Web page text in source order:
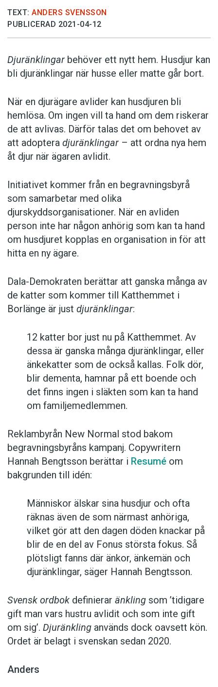
TEXT: ANDERS SVENSSON
PUBLICERAD 2021-04-12
Djuränklingar behöver ett nytt hem. Husdjur kan
bli djuränklingar när husse eller matte går bort.
När en djurägare avlider kan husdjuren bli
hemlösa. Om ingen vill ta hand om dem riskerar
de att avlivas. Därför talas det om behovet av
att adoptera djuränklingar – att ordna nya hem
åt djur när ägaren avlidit.
Initiativet kommer från en begravningsbyrå
som samarbetar med olika
djurskyddsorganisationer. När en avliden
person inte har någon anhörig som kan ta hand
om husdjuret kopplas en organisation in för att
hitta en ny ägare.
Dala-Demokraten berättar att ganska många av
de katter som kommer till Katthemmet i
Borlänge är just djuränklingar:
12 katter bor just nu på Katthemmet. Av
dessa är ganska många djuränklingar, eller
änkekatter som de också kallas. Folk dör,
blir dementa, hamnar på ett boende och
det finns ingen i släkten som kan ta hand
om familjemedlemmen.
Reklambyrån New Normal stod bakom
begravningsbyråns kampanj. Copywritern
Hannah Bengtsson berättar i Resumé om
bakgrunden till idén:
Människor älskar sina husdjur och ofta
räknas även de som närmast anhöriga,
vilket gör att den dagen döden knackar på
blir de en del av Fonus största fokus. Så
plötsligt fanns där änkor, änkemän och
djuränklingar, säger Hannah Bengtsson.
Svensk ordbok definierar änkling som ’tidigare
gift man vars hustru av­lidit och som inte gift
om sig’. Djuränkling används dock oavsett kön.
Ordet är belagt i svenskan sedan 2020.
Anders